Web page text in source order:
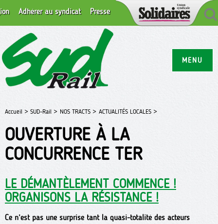
MENU
Adhérer au syndicat Presse
Accueil > SUD-Rail > NOS TRACTS > ACTUALITÉS LOCALES >
OUVERTURE À LA
CONCURRENCE TER
LE DÉMANTÈLEMENT COMMENCE !
ORGANISONS LA RÉSISTANCE !
Ce n’est pas une surprise tant la quasi-totalité des acteurs